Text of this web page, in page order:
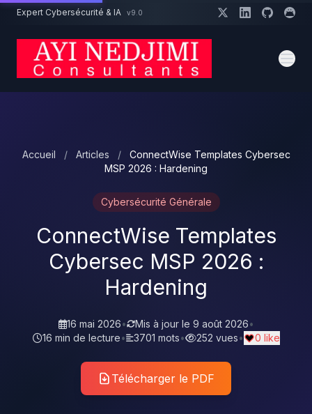
Aller au contenu principal
Expert Cybersécurité & IA v9.0
Accueil / Articles /
ConnectWise Templates Cybersec
MSP 2026 : Hardening
Cybersécurité Générale
ConnectWise Templates
Cybersec MSP 2026 :
Hardening
16 mai 2026• Mis à jour le 9 août 2026•
16 min de lecture• 3701 mots• 252 vues• 0 like
Télécharger le PDF
Un projet cybersécurité ?